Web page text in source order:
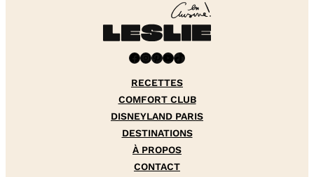
Facebook InstagramPinterest YouTube TikTok
RECETTES
COMFORT CLUB
DISNEYLAND PARIS
DESTINATIONS
À PROPOS
CONTACT